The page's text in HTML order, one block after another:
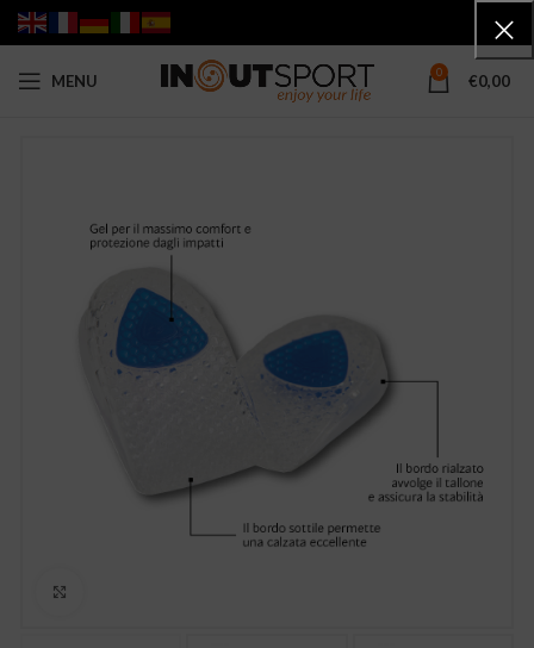
MENU 0 €0,00